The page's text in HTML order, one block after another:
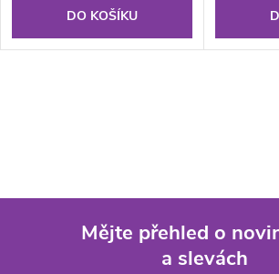
DO KOŠÍKU
Mějte přehled o
a slevách